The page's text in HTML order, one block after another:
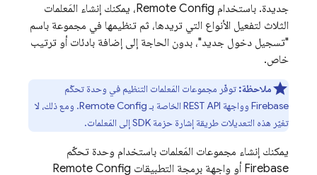
جديدة. باستخدام Remote Config، يمكنك إنشاء المَعلمات
الثلاث لتفعيل الأنواع التي تريدها، ثم تنظيمها في مجموعة باسم
"تسجيل دخول جديد"، بدون الحاجة إلى إضافة بادئات أو ترتيب
خاص.
ملاحظة: توفّر مجموعات المَعلمات التنظيم في وحدة تحكّم
Firebase وواجهة REST API الخاصة بـ Remote Config. ومع ذلك، لا
تغيّر هذه التعديلات طريقة إشارة حزمة SDK إلى المَعلمات.
يمكنك إنشاء مجموعات المَعلمات باستخدام وحدة تحكّم
Firebase أو واجهة برمجة التطبيقات Remote Config